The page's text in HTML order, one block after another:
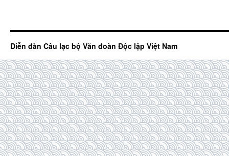
Diễn đàn Câu lạc bộ Văn đoàn Độc lập Việt Nam